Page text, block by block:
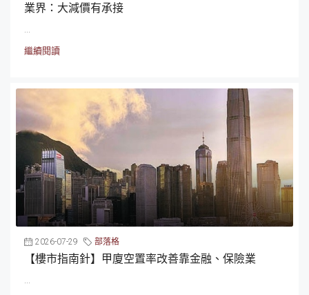
業界：大減價有承接
繼續閱讀
2026-07-29 部落格
【樓市指南針】甲廈空置率改善靠金融、保險業